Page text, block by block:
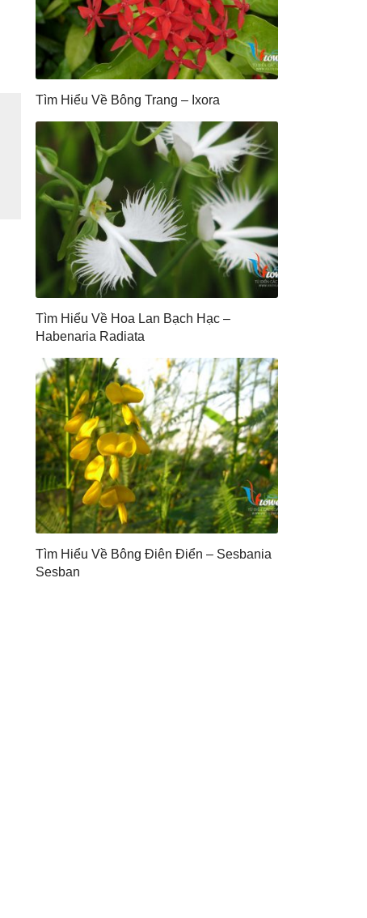
Tìm Hiểu Về Bông Trang – Ixora
Tìm Hiểu Về Hoa Lan Bạch Hạc –
Habenaria Radiata
Tìm Hiểu Về Bông Điên Điển – Sesbania
Sesban